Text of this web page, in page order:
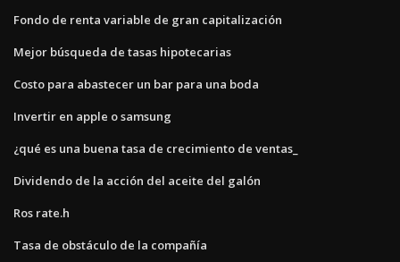
Fondo de renta variable de gran capitalización
Mejor búsqueda de tasas hipotecarias
Costo para abastecer un bar para una boda
Invertir en apple o samsung
¿qué es una buena tasa de crecimiento de ventas_
Dividendo de la acción del aceite del galón
Ros rate.h
Tasa de obstáculo de la compañía